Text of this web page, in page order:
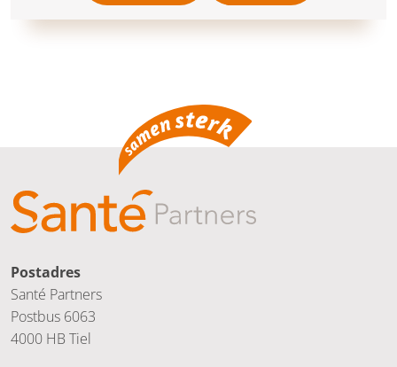
Postadres
Santé Partners
Postbus 6063
4000 HB Tiel